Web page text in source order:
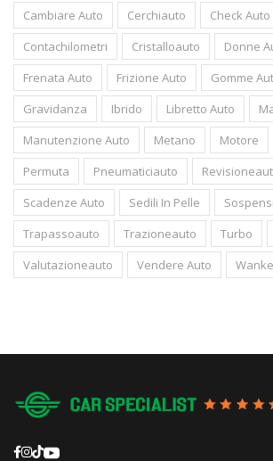
Cambiare Auto
Cerchiauto Check Auto
Contachilometri
Cristalloauto
Donne
Frenata Auto
Frizione Auto Gomme
Gravidanza
Ibrido Libretto Auto
Manutenzione Auto
Metano Motore
Permuta
Pneumaticiauto
Scadenze Auto
Sedili In Pelle
Trapassoauto
Trazioneauto Turbo
Valutazioneauto
Vendere Auto